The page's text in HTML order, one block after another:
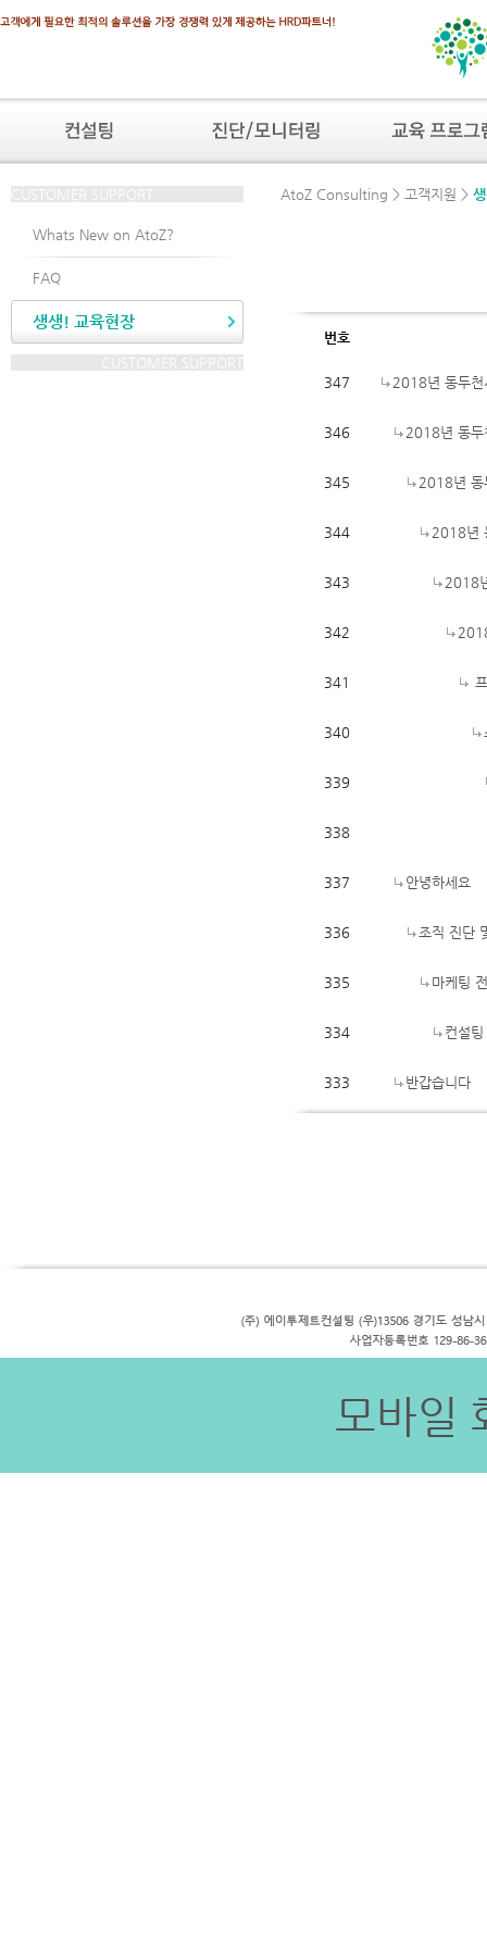
Whats New on AtoZ?
FAQ
생생! 교육현장
AtoZ Consulting > 고객지원 >
번호
347 2018년 동두천
346 2018년 동두
345 2018년 동
344 2018년
343 2018
342
341
340
339
338
337 안녕하세요
336 조직 진단
335 마케팅
334 컨설
333 반갑습니다
모바일